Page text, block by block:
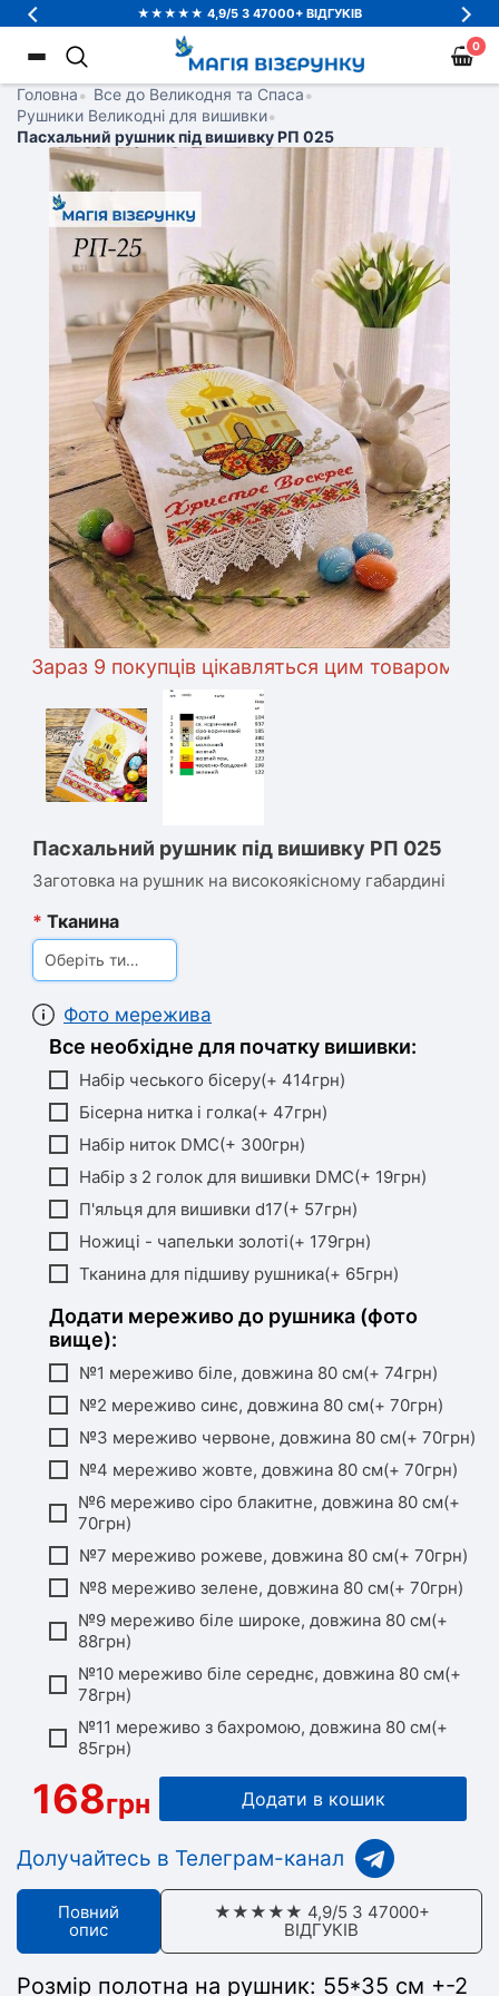
★★★★★ 4,9/5 З 47000+ ВІДГУКІВ
0
Головна• Все до Великодня та Спаса•
Рушники Великодні для вишивки•
Пасхальний рушник під вишивку РП 025
9 покупців цікавляться цим товаром
Пасхальний рушник під вишивку РП 025
Заготовка на рушник на високоякісному габардині
* Тканина
Оберіть тип тканини
Фото мережива
Все необхідне для початку вишивки:
Набір чеського бісеру(+ 414грн)
Бісерна нитка і голка(+ 47грн)
Набір ниток DMC(+ 300грн)
Набір з 2 голок для вишивки DMC(+ 19грн)
П'яльця для вишивки d17(+ 57грн)
Ножиці - чапельки золоті(+ 179грн)
Тканина для підшиву рушника(+ 65грн)
Додати мереживо до рушника (фото
вище):
№1 мереживо біле, довжина 80 см(+ 74грн)
№2 мереживо синє, довжина 80 см(+ 70грн)
№3 мереживо червоне, довжина 80 см(+ 70грн)
№4 мереживо жовте, довжина 80 см(+ 70грн)
№6 мереживо сіро блакитне, довжина 80 см(+
70грн)
№7 мереживо рожеве, довжина 80 см(+ 70грн)
№8 мереживо зелене, довжина 80 см(+ 70грн)
№9 мереживо біле широке, довжина 80 см(+
88грн)
№10 мереживо біле середнє, довжина 80 см(+
78грн)
№11 мереживо з бахромою, довжина 80 см(+
85грн)
168грн Додати в кошик
Долучайтесь в Телеграм-канал
Повний
опис
★★★★★ 4,9/5 З 47000+
ВІДГУКІВ
Розмір полотна на рушник: 55*35 см +-2